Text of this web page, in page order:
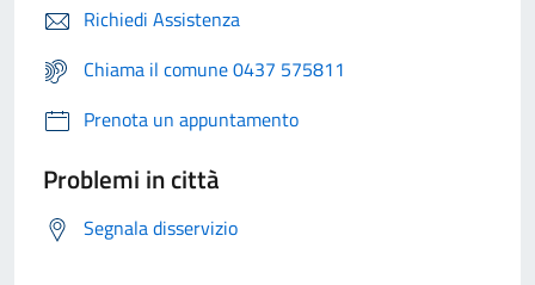
Richiedi Assistenza
Chiama il comune 0437 575811
Prenota un appuntamento
Problemi in città
Segnala disservizio